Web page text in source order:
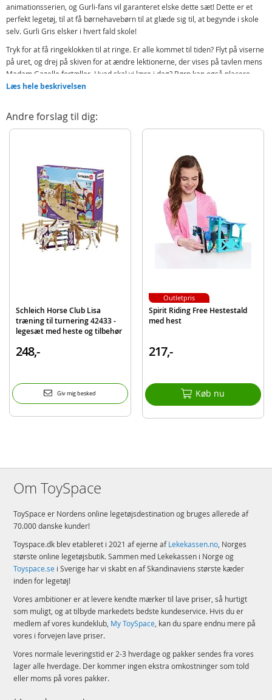
animationsserien, og Gurli-fans vil garanteret elske dette sæt! Dette er et
perfekt legetøj, til at få børnehavebørn til at glæde sig til, at begynde i skole
selv. Gurli Gris elsker i hvert fald skole!
Tryk for at få ringeklokken til at ringe. Er alle kommet til tiden? Flyt på viserne
på uret, og drej på skiven for at ændre lektionerne, der vises på tavlen mens
Madam Gazelle fortæller. Hvad skal vi lære i dag? Børn kan også placere
figurerne på et hotspot foran på pladen, og høre forskellige sætninger og
Indeholder:
Gurli Gris klasseværelse
9 skoleudstyr
Detaljer:
Mål: ca. 45 x 33 x 7 cm
Sprog: engelsk
Batteribehov: 2 x AA-batterier (inkluderet)
Alder: fra 3 år
5010993846689
Mærke Gurli Gris
Læs hele beskrivelsen
Andre forslag til dig:
Schleich Horse Club Lisa
træning til turnering 42433 -
legesæt med heste og tilbehør
248,-
Giv mig besked
Spirit Riding Free Hestestald
med hest
217,-
Køb nu
Outletpris
Om ToySpace
ToySpace er Nordens online legetøjsdestination og bruges allerede af
70.000 danske kunder!
Toyspace.dk blev etableret i 2021 af ejerne afLekekassen.no, Norges
største online legetøjsbutik. Sammen med Lekekassen i Norge og
Toyspace.se i Sverige har vi skabt en af Skandinaviens største kæder
inden for legetøj!
Vores ambitioner er at levere kendte mærker til lave priser, så hurtigt
som muligt, og at tilbyde markedets bedste kundeservice. Hvis du er
medlem af vores kundeklub, My ToySpace, kan du spare endnu mere på
vores i forvejen lave priser.
Vores normale leveringstid er 2-3 hverdage og pakker sendes fra vores
lager alle hverdage. Der kommer ingen ekstra omkostninger som told
eller moms på vores pakker.